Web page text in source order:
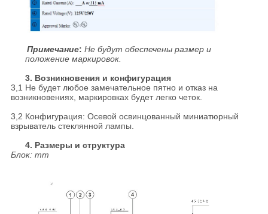
Примечание:Не будут обеспечены размер и
положение маркировок.
3. Возникновения и конфигурация
3,1 Не будет любое замечательное пятно и отказ на
возникновениях, маркировках будет легко четок.
3,2 Конфигурация: Осевой освинцованный миниатюрный
взрыватель стеклянной лампы.
4. Размеры и структура
Блок: mm